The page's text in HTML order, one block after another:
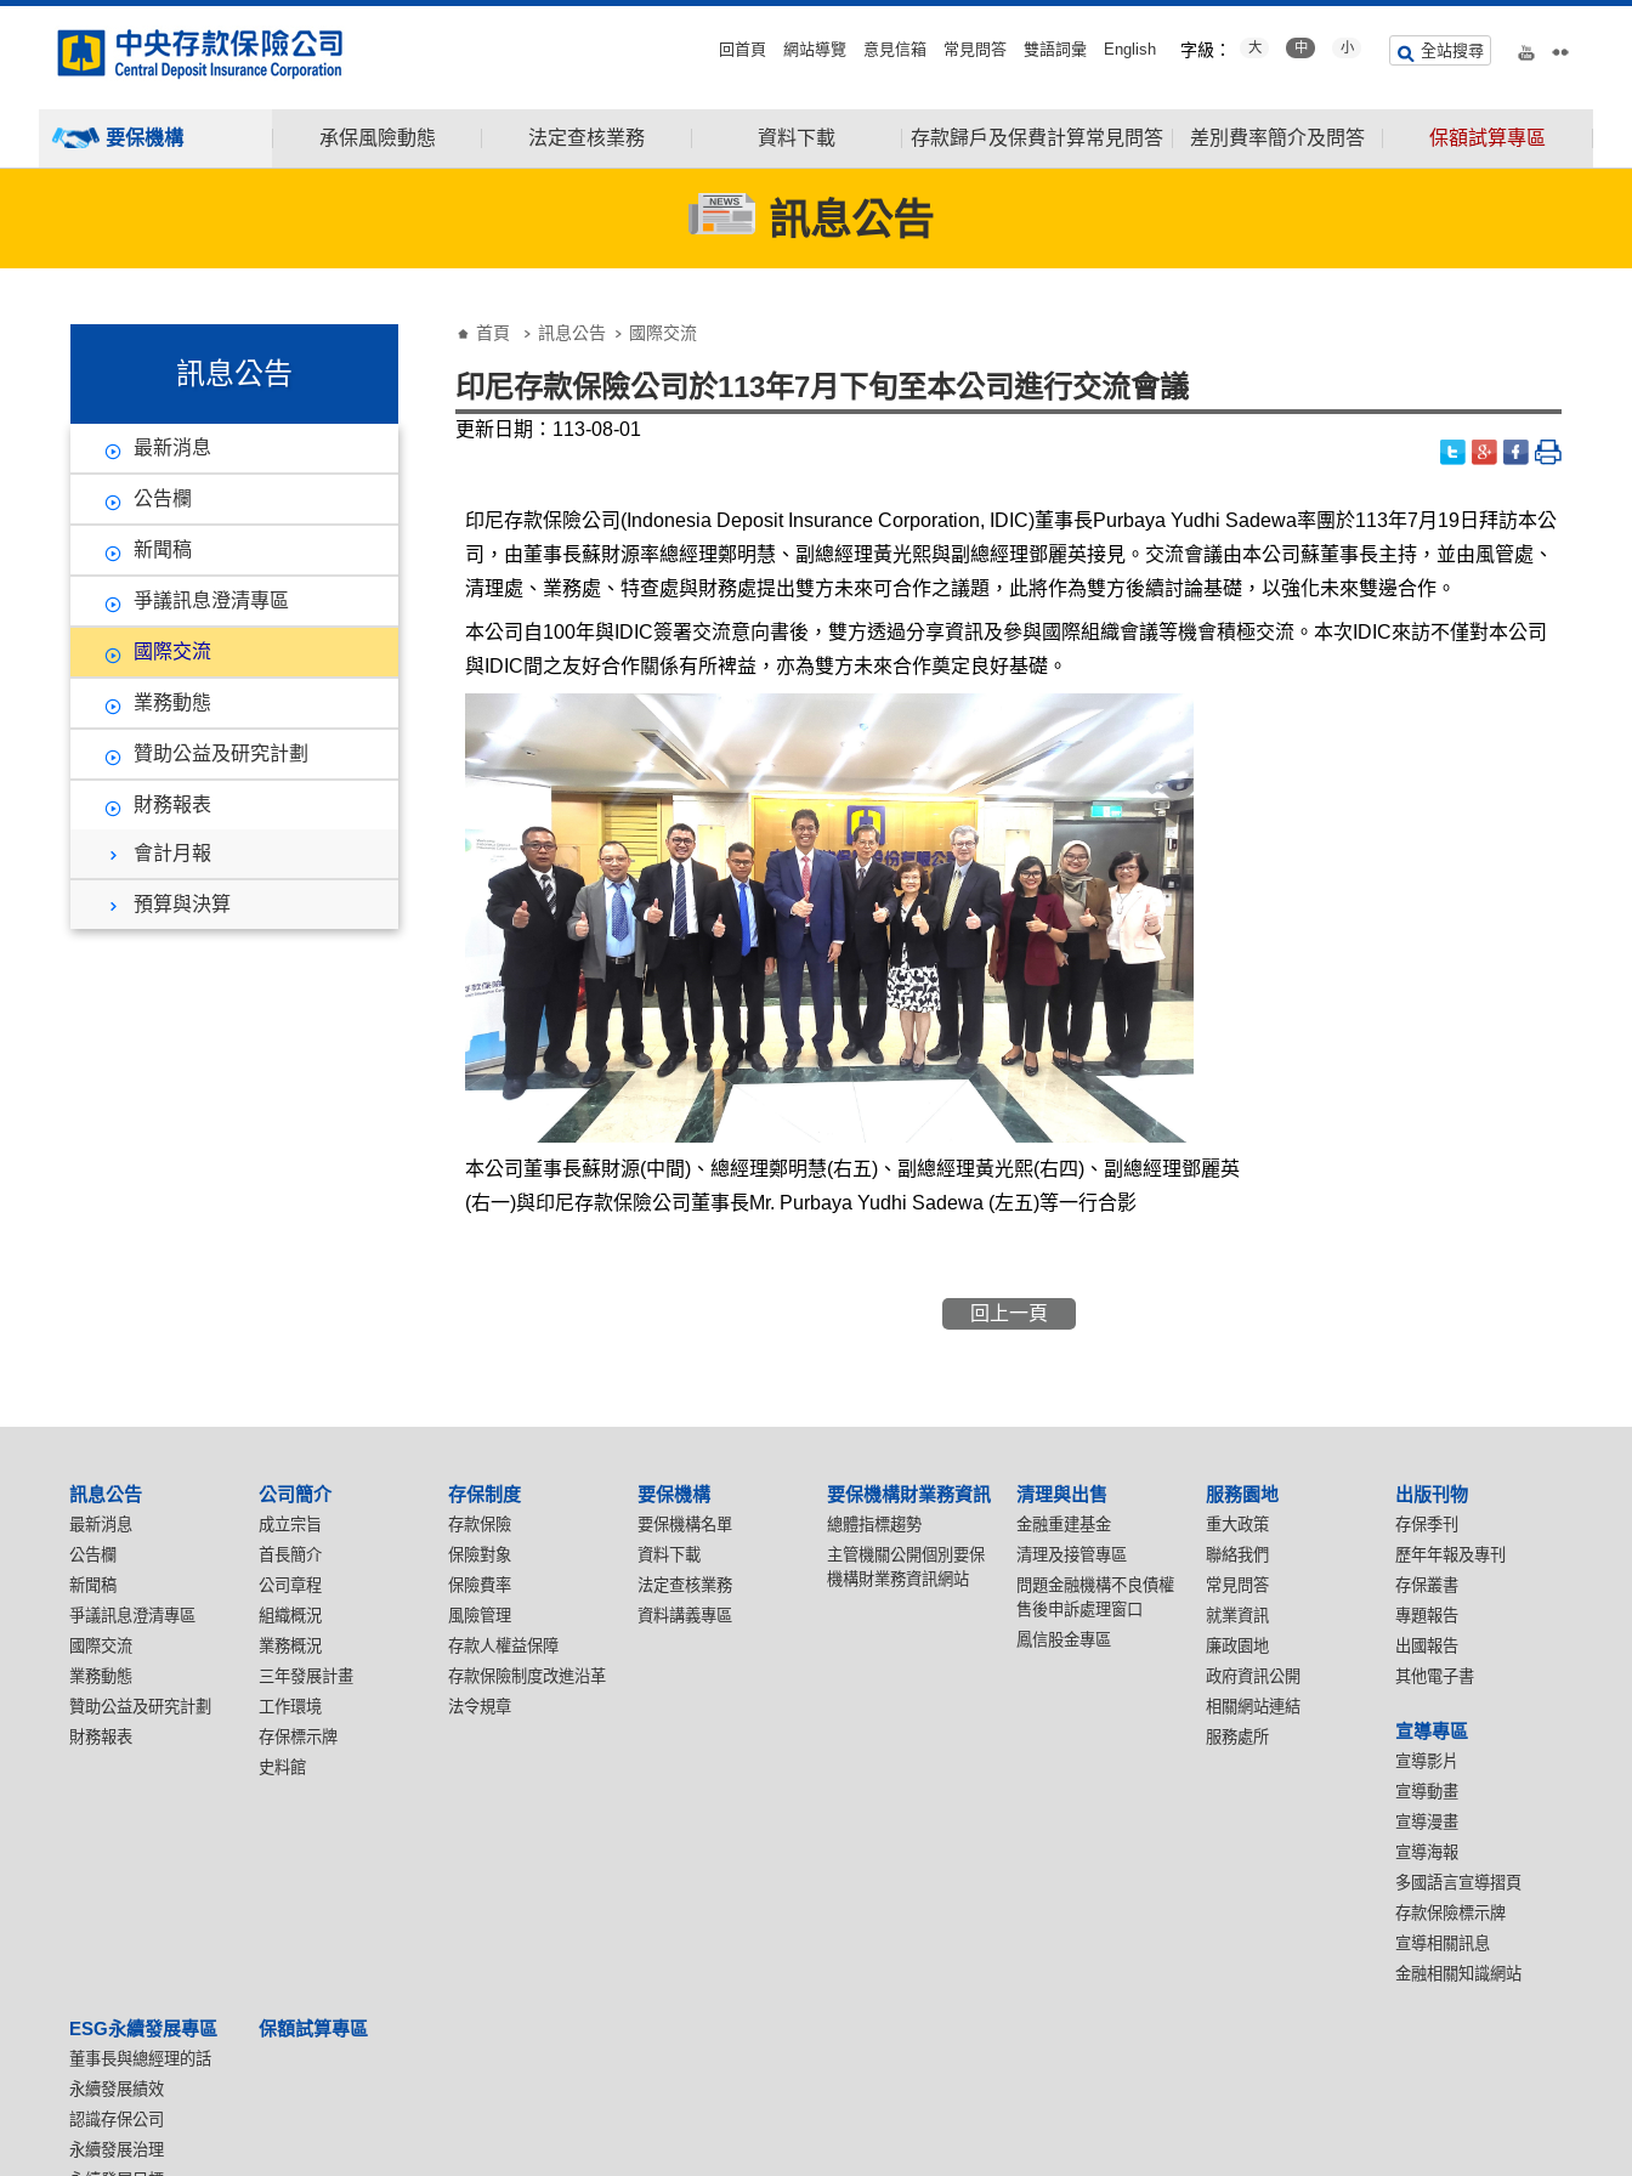
回首頁 網站導覽 意見信箱 常見問答 雙語詞彙 English 字級： 大 中 小 全站搜尋
要保機構 承保風險動態 法定查核業務 資料下載 存款歸戶及保費計算常見問答 差別費率簡介及問答 保額試算專區
訊息公告
訊息公告
最新消息
公告欄
新聞稿
爭議訊息澄清專區
國際交流
業務動態
贊助公益及研究計劃
財務報表
會計月報
預算與決算
首頁 訊息公告 國際交流
印尼存款保險公司於113年7月下旬至本公司進行交流會議
更新日期：113-08-01
印尼存款保險公司(Indonesia Deposit Insurance Corporation, IDIC)董事長Purbaya Yudhi Sadewa率團於113年7月19日拜訪本公
司，由董事長蘇財源率總經理鄭明慧、副總經理黃光熙與副總經理鄧麗英接見。交流會議由本公司蘇董事長主持，並由風管處、
清理處、業務處、特查處與財務處提出雙方未來可合作之議題，此將作為雙方後續討論基礎，以強化未來雙邊合作。
本公司自100年與IDIC簽署交流意向書後，雙方透過分享資訊及參與國際組織會議等機會積極交流。本次IDIC來訪不僅對本公司
與IDIC間之友好合作關係有所裨益，亦為雙方未來合作奠定良好基礎。
本公司董事長蘇財源(中間)、總經理鄭明慧(右五)、副總經理黃光熙(右四)、副總經理鄧麗英
(右一)與印尼存款保險公司董事長Mr. Purbaya Yudhi Sadewa (左五)等一行合影
回上一頁
訊息公告
最新消息
公告欄
新聞稿
爭議訊息澄清專區
國際交流
業務動態
贊助公益及研究計劃
財務報表
公司簡介
成立宗旨
首長簡介
公司章程
組織概況
業務概況
三年發展計畫
工作環境
存保標示牌
史料館
存保制度
存款保險
保險對象
保險費率
風險管理
存款人權益保障
存款保險制度改進沿革
法令規章
要保機構
要保機構名單
資料下載
法定查核業務
資料講義專區
要保機構財業務資訊
總體指標趨勢
主管機關公開個別要保
機構財業務資訊網站
清理與出售
金融重建基金
清理及接管專區
問題金融機構不良債權
售後申訴處理窗口
鳳信股金專區
服務園地
重大政策
聯絡我們
常見問答
就業資訊
廉政園地
政府資訊公開
相關網站連結
服務處所
出版刊物
存保季刊
歷年年報及專刊
存保叢書
專題報告
出國報告
其他電子書
宣導專區
宣導影片
宣導動畫
宣導漫畫
宣導海報
多國語言宣導摺頁
存款保險標示牌
宣導相關訊息
金融相關知識網站
ESG永續發展專區
董事長與總經理的話
永續發展績效
認識存保公司
永續發展治理
保額試算專區